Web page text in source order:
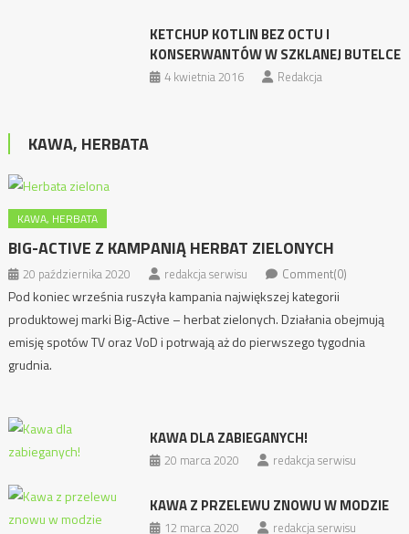
KETCHUP KOTLIN BEZ OCTU I
KONSERWANTÓW W SZKLANEJ BUTELCE
4 kwietnia 2016 Redakcja
KAWA, HERBATA
KAWA, HERBATA
BIG-ACTIVE Z KAMPANIĄ HERBAT ZIELONYCH
20 października 2020 redakcja serwisu Comment(0)
Pod koniec września ruszyła kampania największej kategorii
produktowej marki Big-Active – herbat zielonych. Działania obejmują
emisję spotów TV oraz VoD i potrwają aż do pierwszego tygodnia
grudnia.
KAWA DLA ZABIEGANYCH!
20 marca 2020 redakcja serwisu
KAWA Z PRZELEWU ZNOWU W MODZIE
12 marca 2020 redakcja serwisu